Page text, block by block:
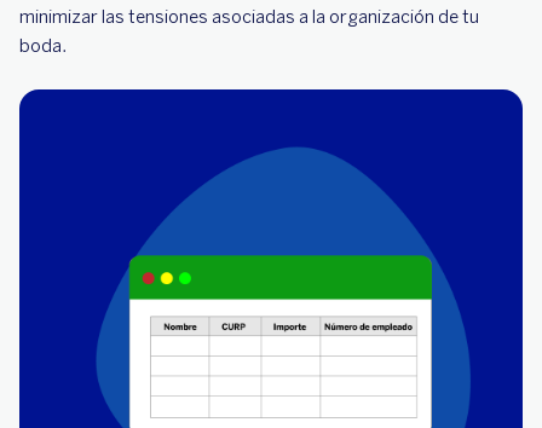
minimizar las tensiones asociadas a la organización de tu
boda.